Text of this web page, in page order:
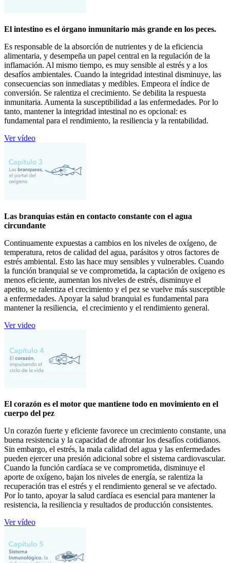
El intestino es el órgano inmunitario más grande en los peces.
Es responsable de la absorción de nutrientes y de la eficiencia
alimentaria, y desempeña un papel central en la regulación de la
inflamación. Al mismo tiempo, es muy sensible al estrés y a los
desafíos ambientales. Cuando la integridad intestinal disminuye, las
consecuencias son inmediatas y medibles. Empeora el índice de
conversión. Se ralentiza el crecimiento. Se debilita la respuesta
inmunitaria. Aumenta la susceptibilidad a las enfermedades. Por lo
tanto, mantener la integridad intestinal no es opcional: es
fundamental para el rendimiento, la resiliencia y la rentabilidad.
Ver vídeo
Las branquias están en contacto constante con el agua
circundante
Continuamente expuestas a cambios en los niveles de oxígeno, de
temperatura, retos de calidad del agua, parásitos y otros factores de
estrés ambiental. Esto las hace muy sensibles y vulnerables. Cuando
la función branquial se ve comprometida, la captación de oxígeno es
menos eficiente, aumentan los niveles de estrés, disminuye el
apetito, se ralentiza el crecimiento y el pez se vuelve más susceptible
a enfermedades. Apoyar la salud branquial es fundamental para
mantener la resiliencia, el crecimiento y el rendimiento general.
Ver video
El corazón es el motor que mantiene todo en movimiento en el
cuerpo del pez
Un corazón fuerte y eficiente favorece un crecimiento constante, una
buena resistencia y la capacidad de afrontar los desafíos cotidianos.
Sin embargo, el estrés, la mala calidad del agua y las enfermedades
pueden ejercer una presión adicional sobre el sistema cardiovascular.
Cuando la función cardíaca se ve comprometida, disminuye el
aporte de oxígeno, bajan los niveles de energía, se ralentiza la
recuperación tras el estrés y el rendimiento general se ve afectado.
Por lo tanto, apoyar la salud cardíaca es esencial para mantener la
resistencia, la resiliencia y resultados de producción consistentes.
Ver vídeo